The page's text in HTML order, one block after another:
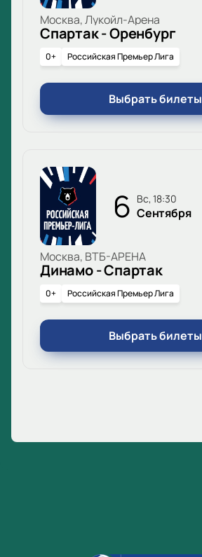
Москва, Лукойл-Арена
Спартак - Оренбург
0+ Российская Премьер Лига
Выбрать билеты
6 вс, 18:30
Сентября
Москва, ВТБ-АРЕНА
Динамо - Спартак
0+ Российская Премьер Лига
Выбрать билеты